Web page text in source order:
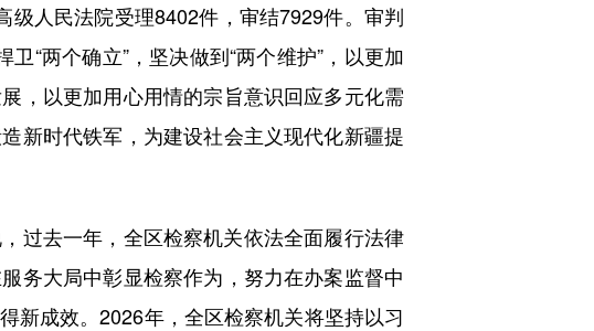
人民法院受理8402件，审结7929件。审判
“两个确立”，坚决做到“两个维护”，以更加
，以更加用心用情的宗旨意识回应多元化需
新时代铁军，为建设社会主义现代化新疆提
去一年，全区检察机关依法全面履行法律
务大局中彰显检察作为，努力在办案监督中
新成效。2026年，全区检察机关将坚持以习